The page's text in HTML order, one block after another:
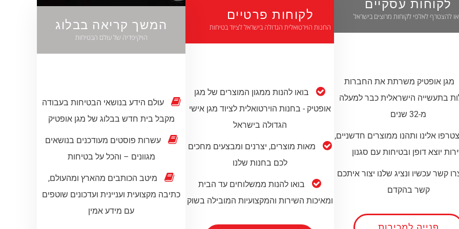
להצטרף לאלפי לקוחות מרוצים בישראל
מגן אופטיק משרתת את החברות
בתעשייה הישראלית כבר למעלה
מ-32 שנים
אלינו ותהנו ממוצרים חדשניים,
יוצא דופן ובטיחות עם סגנון
קשר עכשיו ונציג שלנו יצור איתכם
קשר בהקדם
לקוחות פרטיים
החנות הוירטואלית הגדולה בישראל לציוד בטיחות
בואו להנות ממגון המוצרים של מגן
אופטיק - בחנות הוירטואלית לציוד מגן אישי
הגדולה בישראל
מאות מוצרים, יצרנים ומבצעים מחכים
לכם בחנות שלנו
בואו להנות ממשלוחים עד הבית
ומאיכות השירות והמקצועיות המובילה בשוק
המשך קריאה בבלוג
הויקיפדיה של עולם הבטיחות
עולם הידע בנושאי הבטיחות בעבודה
מקבל בית חדש בבלוג של מגן אופטיק
עשרות פוסטים מעודכנים בנושאים
מגוונים – והכל על בטיחות
מיטב הכותבים מהארץ ומהעולם,
כתיבה מקצועית ועניינית ועדכונים שוטפים
עם מידע אמין